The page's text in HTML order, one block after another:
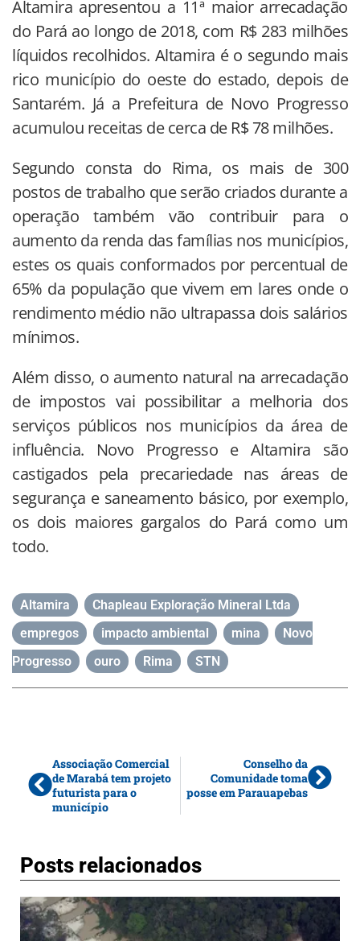
Altamira apresentou a 11ª maior arrecadação
do Pará ao longo de 2018, com R$ 283 milhões
líquidos recolhidos. Altamira é o segundo mais
rico município do oeste do estado, depois de
Santarém. Já a Prefeitura de Novo Progresso
acumulou receitas de cerca de R$ 78 milhões.
Segundo consta do Rima, os mais de 300
postos de trabalho que serão criados durante a
operação também vão contribuir para o
aumento da renda das famílias nos municípios,
estes os quais conformados por percentual de
65% da população que vivem em lares onde o
rendimento médio não ultrapassa dois salários
mínimos.
Além disso, o aumento natural na arrecadação
de impostos vai possibilitar a melhoria dos
serviços públicos nos municípios da área de
influência. Novo Progresso e Altamira são
castigados pela precariedade nas áreas de
segurança e saneamento básico, por exemplo,
os dois maiores gargalos do Pará como um
todo.
Altamira Chapleau Exploração Mineral Ltda
empregos
impacto ambiental mina
Novo
Progresso
ouro Rima STN
Associação Comercial
de Marabá tem projeto
futurista para o
município
Conselho da
Comunidade toma
posse em Parauapebas
Posts relacionados